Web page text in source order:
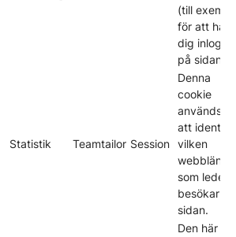
(till
för att hålla
dig
på sidan).
Statistik Teamtailor Session
Denna
cookie
används
att
vilken
webblänk
som leder
besökarna
sidan.
Den här